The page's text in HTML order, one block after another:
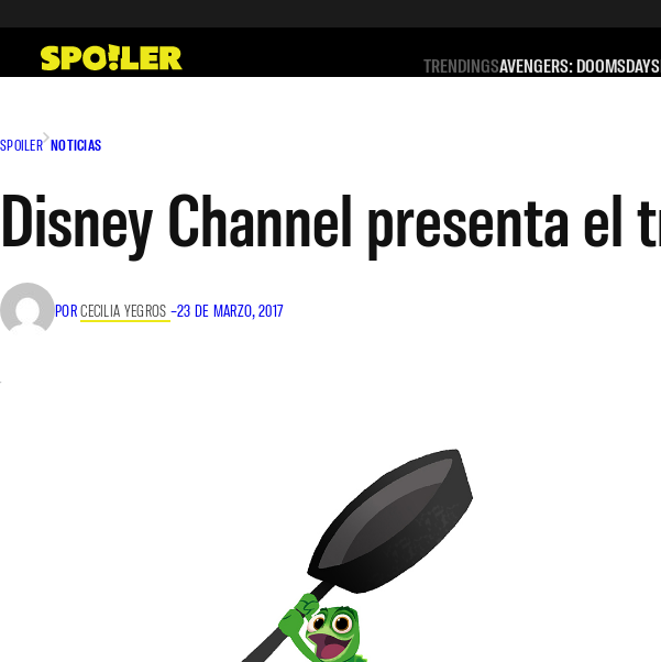
contenido
TRENDINGSAVENGERS: DOOMSDAY
SPOILER NOTICIAS
Disney Channel presenta el
PORCECILIA YEGROS –23 DE MARZO, 2017